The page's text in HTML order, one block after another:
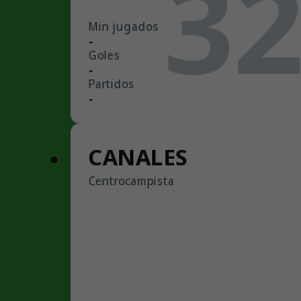
Min jugados
-
Goles
-
Partidos
-
CANALES
Centrocampista